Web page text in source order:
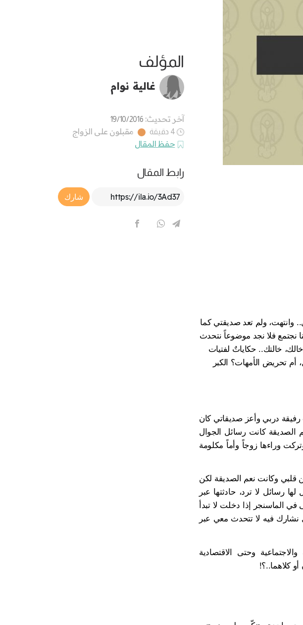
وانتهت، ولم تعد صديقتي كما
نجتمع فلا نجد موضوعاً نتحدث
خالتك.. حكاياتٌ لفتيات
تحريض الأمهات؟ الكبر
المؤلف
غالية نوام
آخر تحديث: 19/10/2016
4 دقيقة
مقبلون على الزواج
حفظ المقال
رابط المقال
Article Link
شارك
دربي وأعز صديقاتي كان
الصديقة كانت رسائل الجوال
وراءها زوجاً وأماً مكلومة
قلبي وكانت نعم الصديقة لكن
رسائل لا ترد، حادثتها عبر
الماسنجر إذا دخلت لا تبدأ
نشارك فيه لا تتحدث معي عبر
وحتى الاقتصادية
كلاهما..؟!